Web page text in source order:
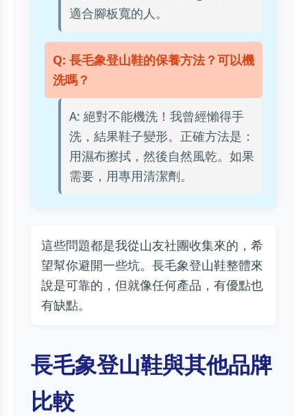
適合腳板寬的人。
Q: 長毛象登山鞋的保養方法？可以機
洗嗎？
A: 絕對不能機洗！我曾經懶得手
洗，結果鞋子變形。正確方法是：
用濕布擦拭，然後自然風乾。如果
需要，用專用清潔劑。
這些問題都是我從山友社團收集來的，希
望幫你避開一些坑。長毛象登山鞋整體來
說是可靠的，但就像任何產品，有優點也
有缺點。
長毛象登山鞋與其他品牌
比較